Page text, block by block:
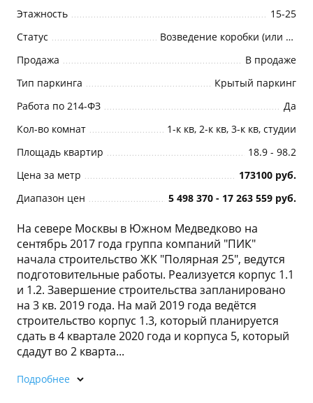
Этажность
15-25
Статус
Возведение коробки (или Возведение корпуса)
Продажа
В продаже
Тип паркинга
Крытый паркинг
Работа по 214-ФЗ
Да
Кол-во комнат
1-к кв, 2-к кв, 3-к кв, студии
Площадь квартир
18.9 - 98.2
Цена за метр
173100 руб.
Диапазон цен
5 498 370 - 17 263 559 руб.
На севере Москвы в Южном Медведково на
сентябрь 2017 года группа компаний "ПИК"
начала строительство ЖК "Полярная 25", ведутся
подготовительные работы. Реализуется корпус 1.1
и 1.2. Завершение строительства запланировано
на 3 кв. 2019 года. На май 2019 года ведётся
строительство корпус 1.3, который планируется
сдать в 4 квартале 2020 года и корпуса 5, который
сдадут во 2 кварта...
Подробнее